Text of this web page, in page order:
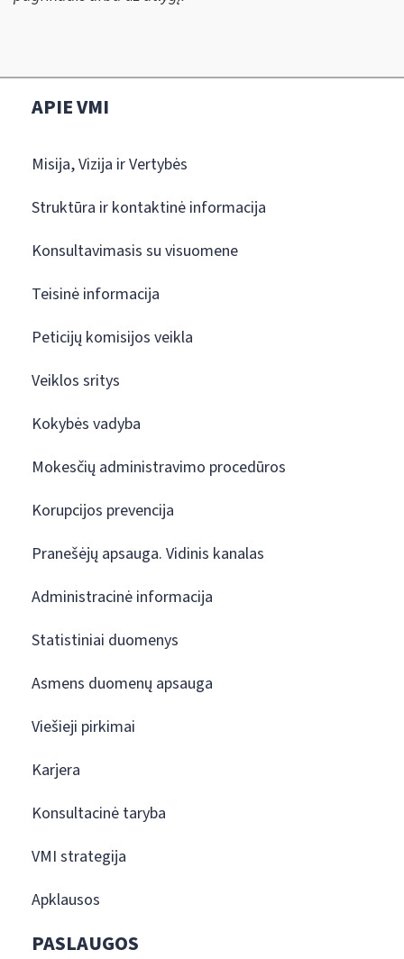
APIE VMI
Misija, Vizija ir Vertybės
Struktūra ir kontaktinė informacija
Konsultavimasis su visuomene
Teisinė informacija
Peticijų komisijos veikla
Veiklos sritys
Kokybės vadyba
Mokesčių administravimo procedūros
Korupcijos prevencija
Pranešėjų apsauga. Vidinis kanalas
Administracinė informacija
Statistiniai duomenys
Asmens duomenų apsauga
Viešieji pirkimai
Karjera
Konsultacinė taryba
VMI strategija
Apklausos
PASLAUGOS